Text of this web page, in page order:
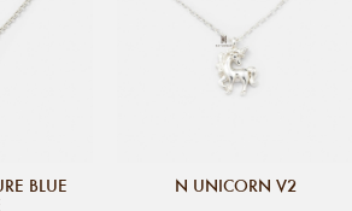
BLUE N UNICORN V2